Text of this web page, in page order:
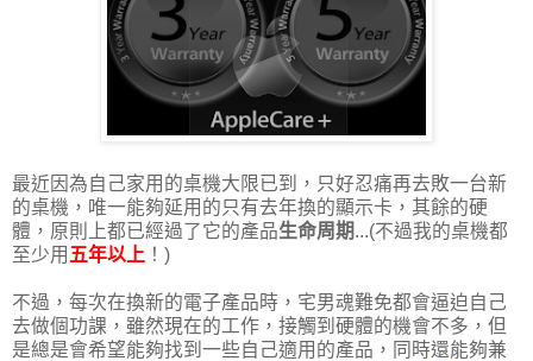
最近因為自己家用的桌機大限已到，只好忍痛再去敗一台新
的桌機，唯一能夠延用的只有去年換的顯示卡，其餘的硬
體，原則上都已經過了它的產品生命周期...(不過我的桌機都
至少用 五年以上 ！)
不過，每次在換新的電子產品時，宅男魂難免都會逼迫自己
去做個功課，雖然現在的工作，接觸到硬體的機會不多，但
是總是會希望能夠找到一些自己適用的產品，同時還能夠兼